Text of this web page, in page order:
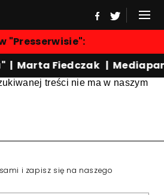
"Presserwisie":
| Marta Fiedczak |
treści nie ma w naszym
i zapisz się na naszego